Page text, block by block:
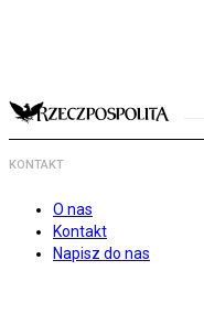
KONTAKT
O nas
Kontakt
Napisz do nas